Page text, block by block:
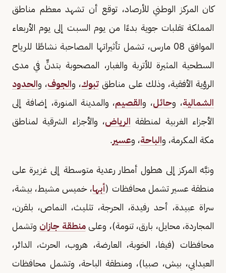
كان المركز الوطني للأرصاد، توقع أن تشهد معظم مناطق
المملكة تقلبات جوية بدءًا من يوم السبت إلى يوم الأربعاء
الموافق 08 مارس، تشمل تأثيراتها المصاحبة نشاطًا للرياح
السطحية المثيرة للأتربة والغبار، المصحوبة بتدنٍّ في مدى
الرؤية الأفقية، وذلك على مناطق تبوك، والجوف، والحدود
الشمالية، وحائل، والقصيم، والمدينة المنورة، إضافة إلى
الأجزاء الغربية لمنطقة الرياض، والأجزاء الشرقية لمناطق
مكة المكرمة، والباحة، وعسير.
ونبَّه المركز إلى هطول أمطار رعدية متوسطة إلى غزيرة على
منطقة عسير تشمل محافظات (أبها، خميس مشيط، بيشة،
سراة عبيدة، أحد رفيدة، الحرجة، تثليث، النماص، بلقرن،
المجاردة، محايل، بارق، تنومة)، وعلىمنطقة جازان وتشمل
محافظات (فيفا، الخوبة، العارضة، هروب، الحرث، الدائر،
العيدابي، بيش، صبيا)، ومنطقة الباحة، وتشمل محافظات